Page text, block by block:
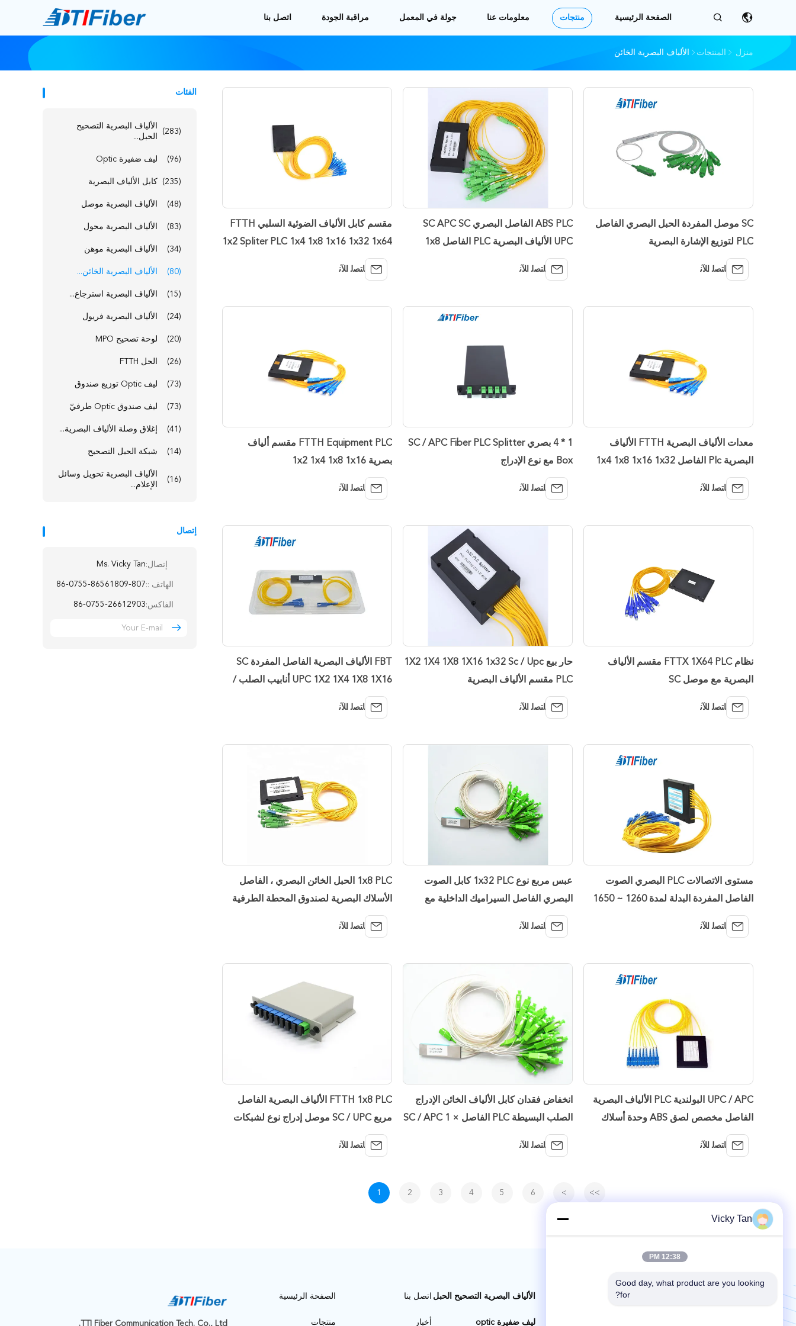
الصفحة الرئيسية منتجات معلومات عنا جولة في المعمل مراقبة الجودة اتصل بنا
منزل المنتجات الألياف البصرية الخائن
الفئات
الألياف البصرية التصحيح
الحبل...
(283)
ليف ضفيرة Optic (96)
كابل الألياف البصرية (235)
الألياف البصرية موصل (48)
الألياف البصرية محول (83)
الألياف البصرية موهن (34)
الألياف البصرية الخائن... (80)
الألياف البصرية استرجاع... (15)
الألياف البصرية فريول (24)
لوحة تصحيح MPO (20)
الحل FTTH (26)
ليف Optic توزيع صندوق (73)
ليف صندوق Optic طرفيّ (73)
إغلاق وصلة الألياف البصرية... (41)
شبكة الحبل التصحيح (14)
الألياف البصرية تحويل وسائل
الإعلام...
(16)
إتصال
إتصال:Ms. Vicky Tan
الهاتف ::86-0755-86561809-807
الفاكس:86-0755-26612903
SC موصل المفردة الحبل البصري الفاصل
PLC لتوزيع الإشارة البصرية
ﺎﺘﺼﻟ ﺍﻶﻧ
ABS PLC الفاصل البصري SC APC SC
UPC الألياف البصرية PLC الفاصل 1x8
1x32 1x16 1x64
ﺎﺘﺼﻟ ﺍﻶﻧ
مقسم كابل الألياف الضوئية السلبي FTTH
1x2 Spliter PLC 1x4 1x8 1x16 1x32 1x64
PLC مقسم الألياف البصرية
ﺎﺘﺼﻟ ﺍﻶﻧ
معدات الألياف البصرية FTTH الألياف
البصرية Plc الفاصل 1x4 1x8 1x16 1x32
1x64 مقسم الألياف البصرية
ﺎﺘﺼﻟ ﺍﻶﻧ
1 * 4 بصري SC / APC Fiber PLC Splitter
Box مع نوع الإدراج
ﺎﺘﺼﻟ ﺍﻶﻧ
FTTH Equipment PLC مقسم ألياف
بصرية 1x2 1x4 1x8 1x16
ﺎﺘﺼﻟ ﺍﻶﻧ
نظام FTTX 1X64 PLC مقسم الألياف
البصرية مع موصل SC
ﺎﺘﺼﻟ ﺍﻶﻧ
حار بيع 1X2 1X4 1X8 1X16 1x32 Sc / Upc
PLC مقسم الألياف البصرية
ﺎﺘﺼﻟ ﺍﻶﻧ
FBT الألياف البصرية الفاصل المفردة SC
UPC 1X2 1X4 1X8 1X16 أنابيب الصلب /
حزمة ABS
ﺎﺘﺼﻟ ﺍﻶﻧ
مستوى الاتصالات PLC البصري الصوت
الفاصل المفردة البدلة لمدة 1260 ~ 1650
الطول الموجي
ﺎﺘﺼﻟ ﺍﻶﻧ
عبس مربع نوع 1x32 PLC كابل الصوت
البصري الفاصل السيراميك الداخلية مع
موصل SC / APC
ﺎﺘﺼﻟ ﺍﻶﻧ
1x8 PLC الحبل الخائن البصري ، الفاصل
الأسلاك البصرية لصندوق المحطة الطرفية
الألياف المثبتة على الرف
ﺎﺘﺼﻟ ﺍﻶﻧ
UPC / APC البولندية PLC الألياف البصرية
الفاصل مخصص لصق ABS وحدة أسلاك
التوصيل المصنوعة
ﺎﺘﺼﻟ ﺍﻶﻧ
انخفاض فقدان كابل الألياف الخائن الإدراج
الصلب البسيطة PLC الفاصل SC / APC 1 ×
32
ﺎﺘﺼﻟ ﺍﻶﻧ
FTTH 1x8 PLC الألياف البصرية الفاصل
مربع SC / UPC موصل إدراج نوع لشبكات
الكيبل التلفزيوني
ﺎﺘﺼﻟ ﺍﻶﻧ
1 2 3 4 5 6 > >>
TTI Fiber Communication Tech. Co., Ltd.
الصفحة الرئيسية
منتجات
اتصل بنا
أخبار
الألياف البصرية التصحيح الحبل
ليف ضفيرة optic
Vicky Tan
12:38 PM
Good day, what product are you looking
for?